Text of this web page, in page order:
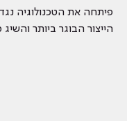
פיתחה את הטכנולוגיה
הייצור הבוגר ביותר והשיג